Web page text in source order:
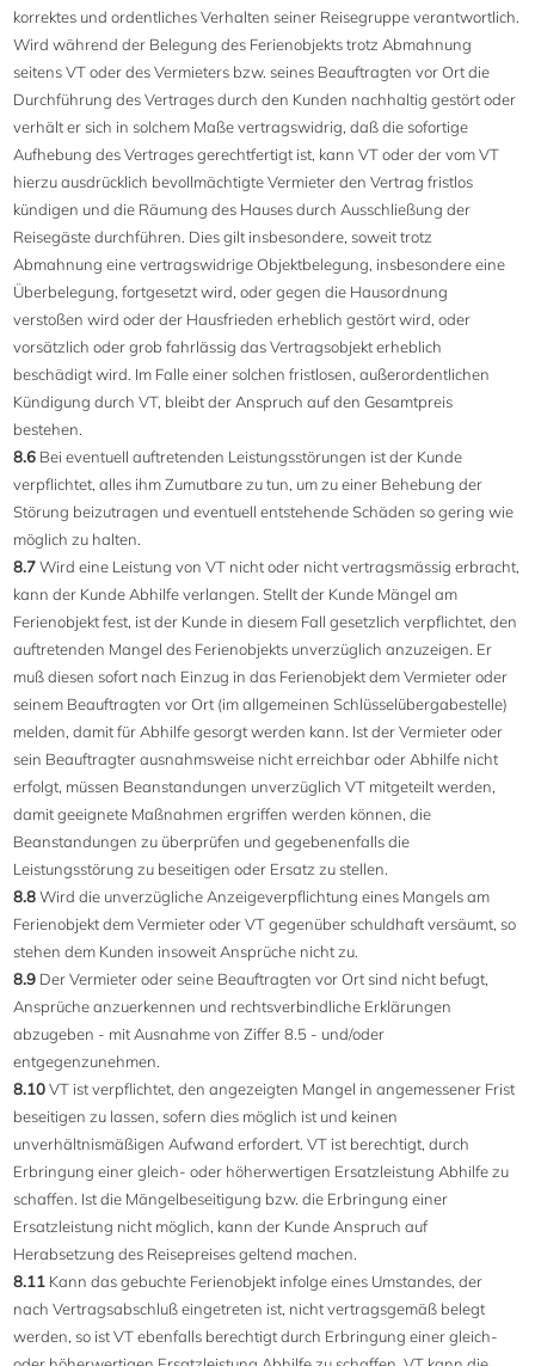
korrektes und ordentliches Verhalten seiner Reisegruppe verantwortlich.
Wird während der Belegung des Ferienobjekts trotz Abmahnung
seitens VT oder des Vermieters bzw. seines Beauftragten vor Ort die
Durchführung des Vertrages durch den Kunden nachhaltig gestört oder
verhält er sich in solchem Maße vertragswidrig, daß die sofortige
Aufhebung des Vertrages gerechtfertigt ist, kann VT oder der vom VT
hierzu ausdrücklich bevollmächtigte Vermieter den Vertrag fristlos
kündigen und die Räumung des Hauses durch Ausschließung der
Reisegäste durchführen. Dies gilt insbesondere, soweit trotz
Abmahnung eine vertragswidrige Objektbelegung, insbesondere eine
Überbelegung, fortgesetzt wird, oder gegen die Hausordnung
verstoßen wird oder der Hausfrieden erheblich gestört wird, oder
vorsätzlich oder grob fahrlässig das Vertragsobjekt erheblich
beschädigt wird. Im Falle einer solchen fristlosen, außerordentlichen
Kündigung durch VT, bleibt der Anspruch auf den Gesamtpreis
bestehen.
8.6 Bei eventuell auftretenden Leistungsstörungen ist der Kunde
verpflichtet, alles ihm Zumutbare zu tun, um zu einer Behebung der
Störung beizutragen und eventuell entstehende Schäden so gering wie
möglich zu halten.
8.7Wird eine Leistung von VT nicht oder nicht vertragsmässig erbracht,
kann der Kunde Abhilfe verlangen. Stellt der Kunde Mängel am
Ferienobjekt fest, ist der Kunde in diesem Fall gesetzlich verpflichtet, den
auftretenden Mangel des Ferienobjekts unverzüglich anzuzeigen. Er
muß diesen sofort nach Einzug in das Ferienobjekt dem Vermieter oder
seinem Beauftragten vor Ort (im allgemeinen Schlüsselübergabestelle)
melden, damit für Abhilfe gesorgt werden kann. Ist der Vermieter oder
sein Beauftragter ausnahmsweise nicht erreichbar oder Abhilfe nicht
erfolgt, müssen Beanstandungen unverzüglich VT mitgeteilt werden,
damit geeignete Maßnahmen ergriffen werden können, die
Beanstandungen zu überprüfen und gegebenenfalls die
Leistungsstörung zu beseitigen oder Ersatz zu stellen.
8.8Wird die unverzügliche Anzeigeverpflichtung eines Mangels am
Ferienobjekt dem Vermieter oder VT gegenüber schuldhaft versäumt, so
stehen dem Kunden insoweit Ansprüche nicht zu.
8.9 Der Vermieter oder seine Beauftragten vor Ort sind nicht befugt,
Ansprüche anzuerkennen und rechtsverbindliche Erklärungen
abzugeben - mit Ausnahme von Ziffer 8.5 - und/oder
entgegenzunehmen.
8.10VT ist verpflichtet, den angezeigten Mangel in angemessener Frist
beseitigen zu lassen, sofern dies möglich ist und keinen
unverhältnismäßigen Aufwand erfordert. VT ist berechtigt, durch
Erbringung einer gleich- oder höherwertigen Ersatzleistung Abhilfe zu
schaffen. Ist die Mängelbeseitigung bzw. die Erbringung einer
Ersatzleistung nicht möglich, kann der Kunde Anspruch auf
Herabsetzung des Reisepreises geltend machen.
8.11 Kann das gebuchte Ferienobjekt infolge eines Umstandes, der
nach Vertragsabschluß eingetreten ist, nicht vertragsgemäß belegt
werden, so ist VT ebenfalls berechtigt durch Erbringung einer gleich-